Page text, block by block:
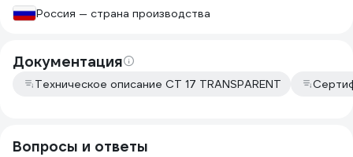
Россия — страна производства
Документация
Техническое описание CT 17 TRANSPARENT
Вопросы и ответы